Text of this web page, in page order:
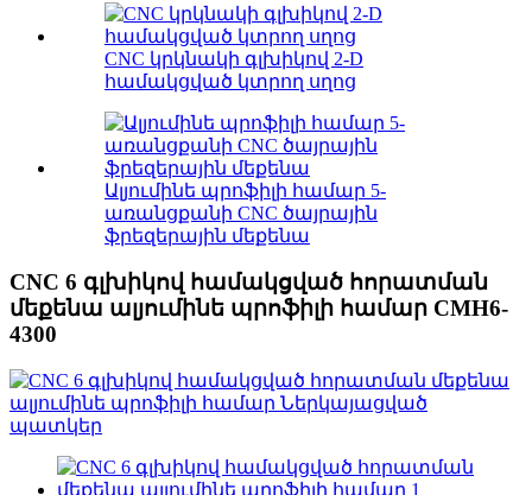
CNC կրկնակի գլխիկով 2-D
համակցված կտրող սղոց
Ալյումինե պրոֆիլի համար 5-
առանցքանի CNC ծայրային
ֆրեզերային մեքենա
CNC 6 գլխիկով համակցված հորատման
մեքենա ալյումինե պրոֆիլի համար CMH6-
4300